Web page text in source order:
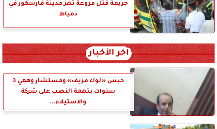
جريمة قتل مروعة تهز مدينة فارسكور في
دمياط
آخر الأخبار
حبس «لواء مزيف» ومستشار وهمي 3
سنوات بتهمة النصب على شركة
والاستيلاء...